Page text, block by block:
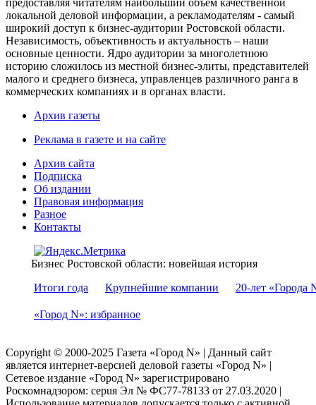
предоставляя читателям наибольший объем качественной
локальной деловой информации, а рекламодателям - самый
широкий доступ к бизнес-аудитории Ростовской области.
Независимость, объективность и актуальность – наши
основные ценности. Ядро аудитории за многолетнюю
историю сложилось из местной бизнес-элиты, представителей
малого и среднего бизнеса, управленцев различного ранга в
коммерческих компаниях и в органах власти.
Архив газеты
Реклама в газете и на сайте
Архив сайта
Подписка
Об издании
Правовая информация
Разное
Контакты
Бизнес Ростовской области: новейшая история
Итоги года
Крупнейшие компании 20-лет «Города
«Город N»: избранное
Copyright © 2000-2025 Газета «Город N» | Данный сайт
является интернет-версией деловой газеты «Город N» |
Сетевое издание «Город N» зарегистрировано
Роскомнадзором: серuя Эл № ФС77-78133 от 27.03.2020 |